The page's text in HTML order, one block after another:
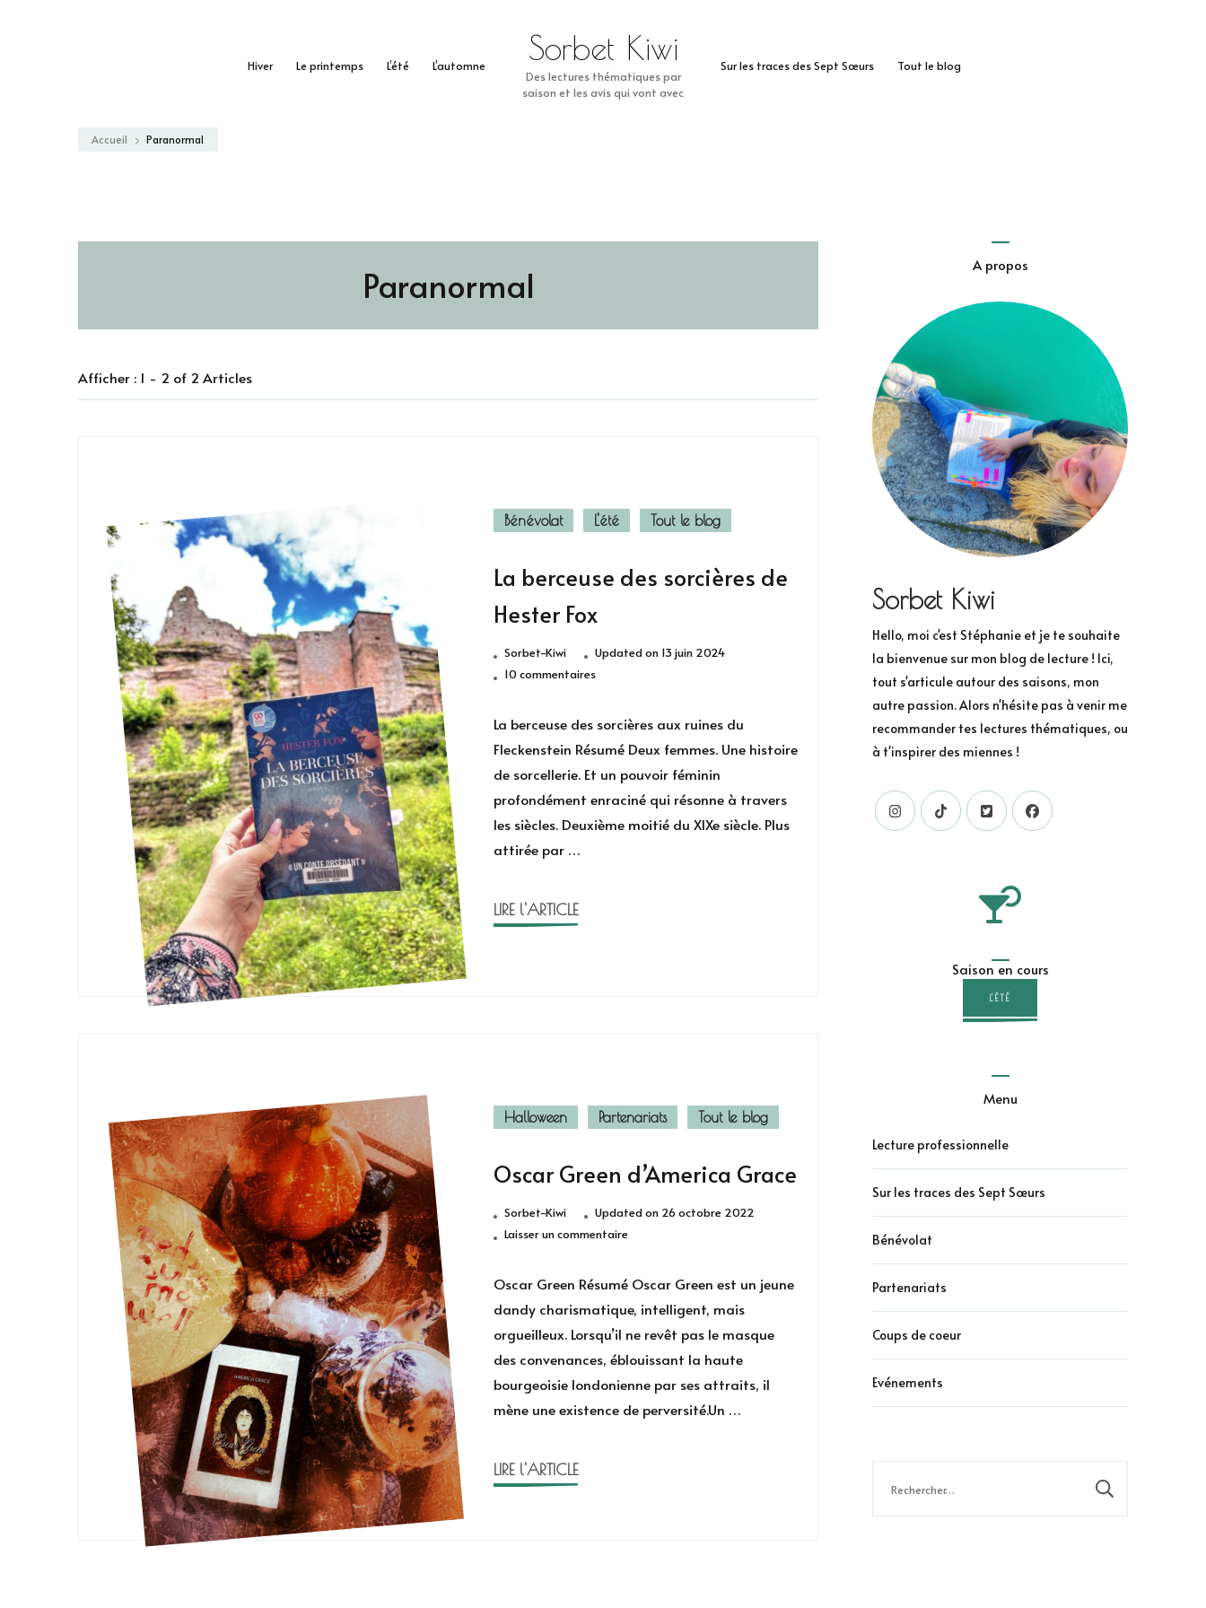
Hiver Le printemps L’été L’automne Sur les traces des Sept Sœurs Tout le blog
Sorbet Kiwi
Des lectures thématiques par
saison et les avis qui vont avec
Accueil Paranormal
Paranormal
Afficher : 1 - 2 of 2 Articles
Bénévolat L'été Tout le blog
La berceuse des sorcières de
Hester Fox
Sorbet-Kiwi Updated on 13 juin 2024
10 commentairessur
berceuse
sorcières
de
Hester
Fox
La berceuse des sorcières aux ruines du
Fleckenstein Résumé Deux femmes. Une histoire
de sorcellerie. Et un pouvoir féminin
profondément enraciné qui résonne à travers
les siècles. Deuxième moitié du XIXe siècle. Plus
attirée par …
LIRE l'ARTICLE
Halloween Partenariats Tout le blog
Oscar Green d’America Grace
Sorbet-Kiwi Updated on 26 octobre 2022
Laisser un commentairesur
Green
Grace
Oscar Green Résumé Oscar Green est un jeune
dandy charismatique, intelligent, mais
orgueilleux. Lorsqu’il ne revêt pas le masque
des convenances, éblouissant la haute
bourgeoisie londonienne par ses attraits, il
mène une existence de perversité.Un …
LIRE l'ARTICLE
A propos
Sorbet Kiwi
Hello, moi c'est Stéphanie et je te souhaite
la bienvenue sur mon blog de lecture ! Ici,
tout s'articule autour des saisons, mon
autre passion. Alors n'hésite pas à venir me
recommander tes lectures thématiques, ou
à t'inspirer des miennes !
Saison en cours
L'ÉTÉ
Menu
Lecture professionnelle
Sur les traces des Sept Sœurs
Bénévolat
Partenariats
Coups de coeur
Evénements